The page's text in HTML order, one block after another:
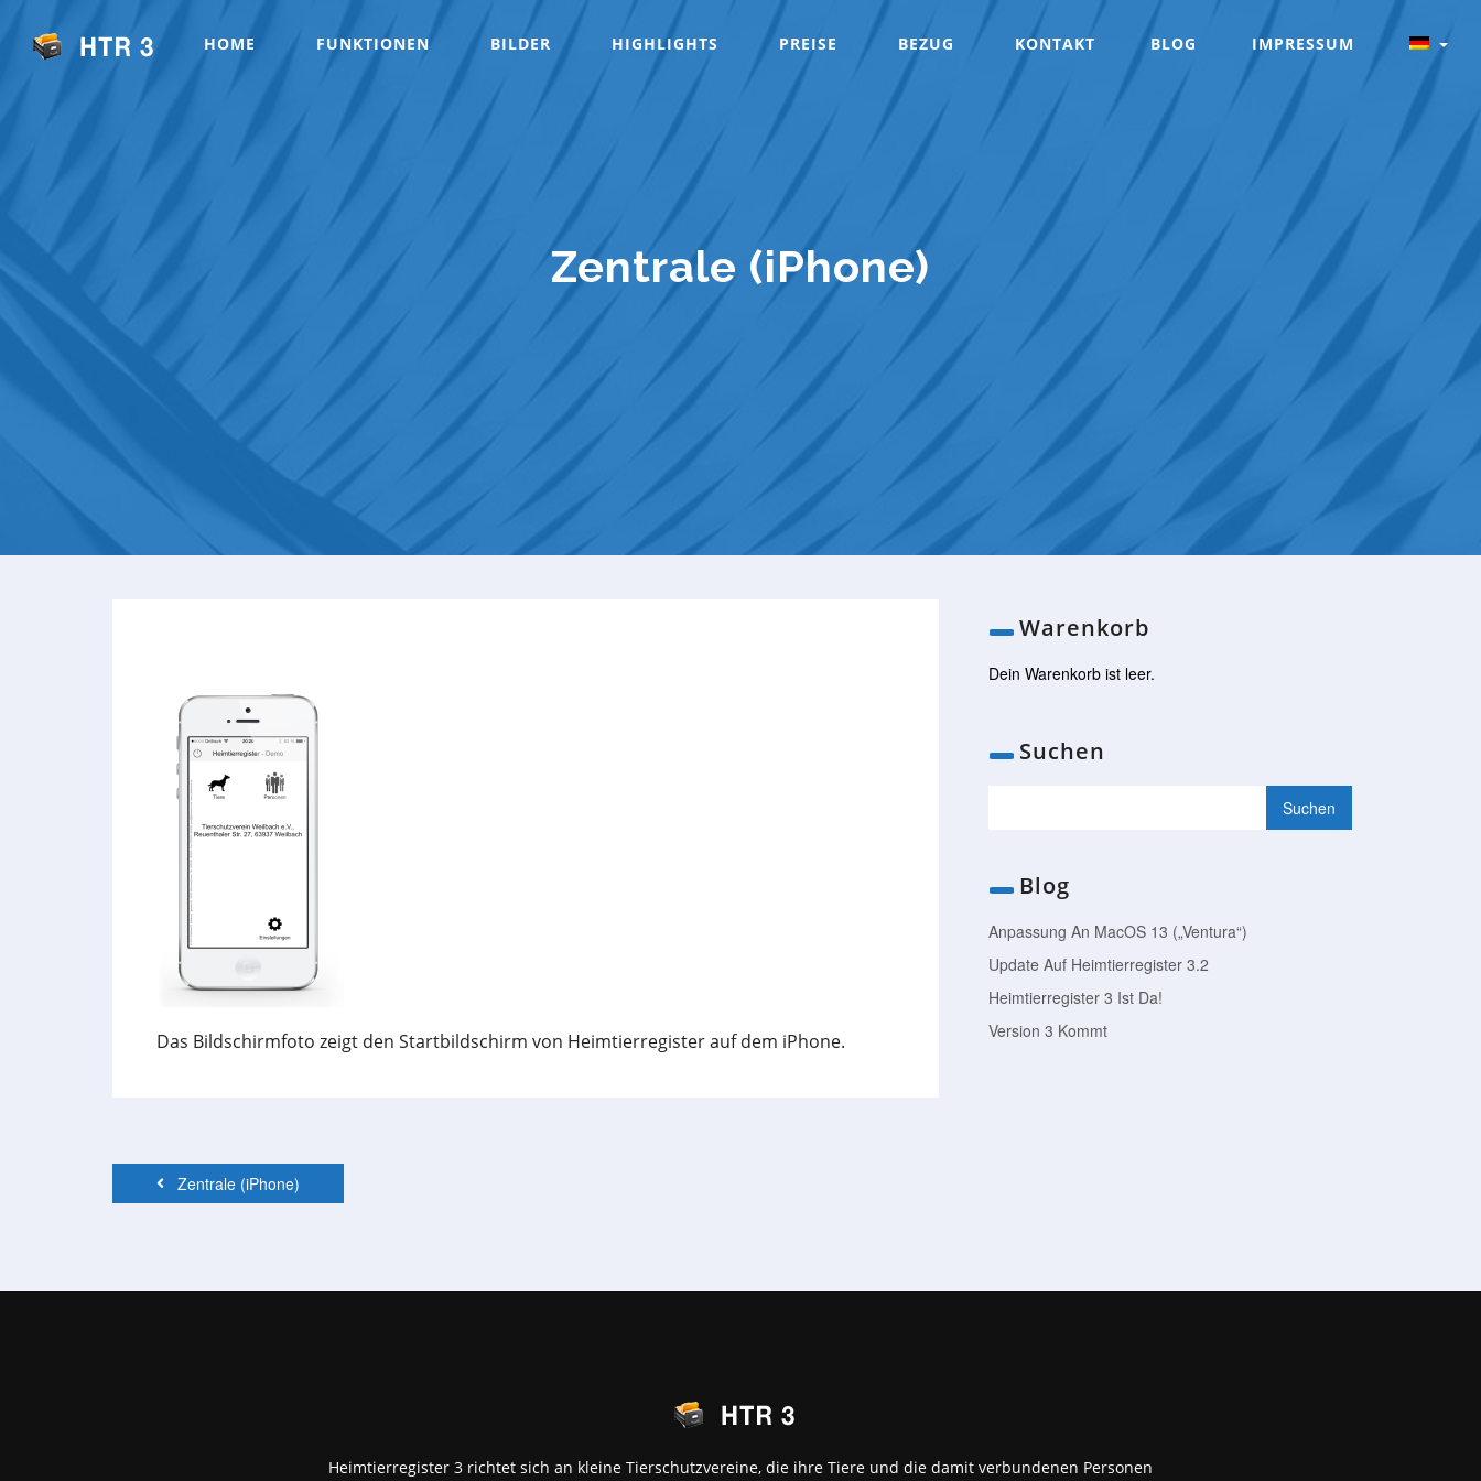
HOME FUNKTIONEN BILDER HIGHLIGHTS PREISE BEZUG KONTAKT BLOG IMPRESSUM
Zentrale (iPhone)
Das Bildschirmfoto zeigt den Startbildschirm von Heimtierregister auf dem iPhone.
Zentrale (iPhone)
Warenkorb
Dein Warenkorb ist leer.
Suchen
Blog
Anpassung An MacOS 13 („Ventura“)
Update Auf Heimtierregister 3.2
Heimtierregister 3 Ist Da!
Version 3 Kommt
Heimtierregister 3 richtet sich an kleine Tierschutzvereine, die ihre Tiere und die damit verbundenen Personen